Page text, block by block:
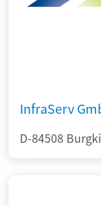
InfraServ
D-84508